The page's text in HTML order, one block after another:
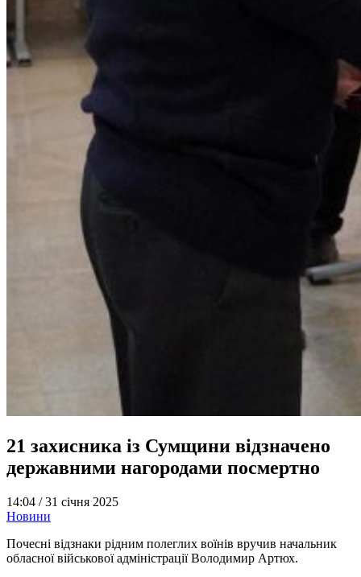
21 захисника із Сумщини відзначено
державними нагородами посмертно
14:04 /31 січня 2025
Новини
Почесні відзнаки рідним полеглих воїнів вручив начальник
обласної військової адміністрації Володимир Артюх.